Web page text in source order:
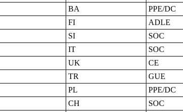
BA PPE/DC
FI ADLE
SI SOC
IT SOC
UK CE
TR GUE
PL PPE/DC
CH SOC